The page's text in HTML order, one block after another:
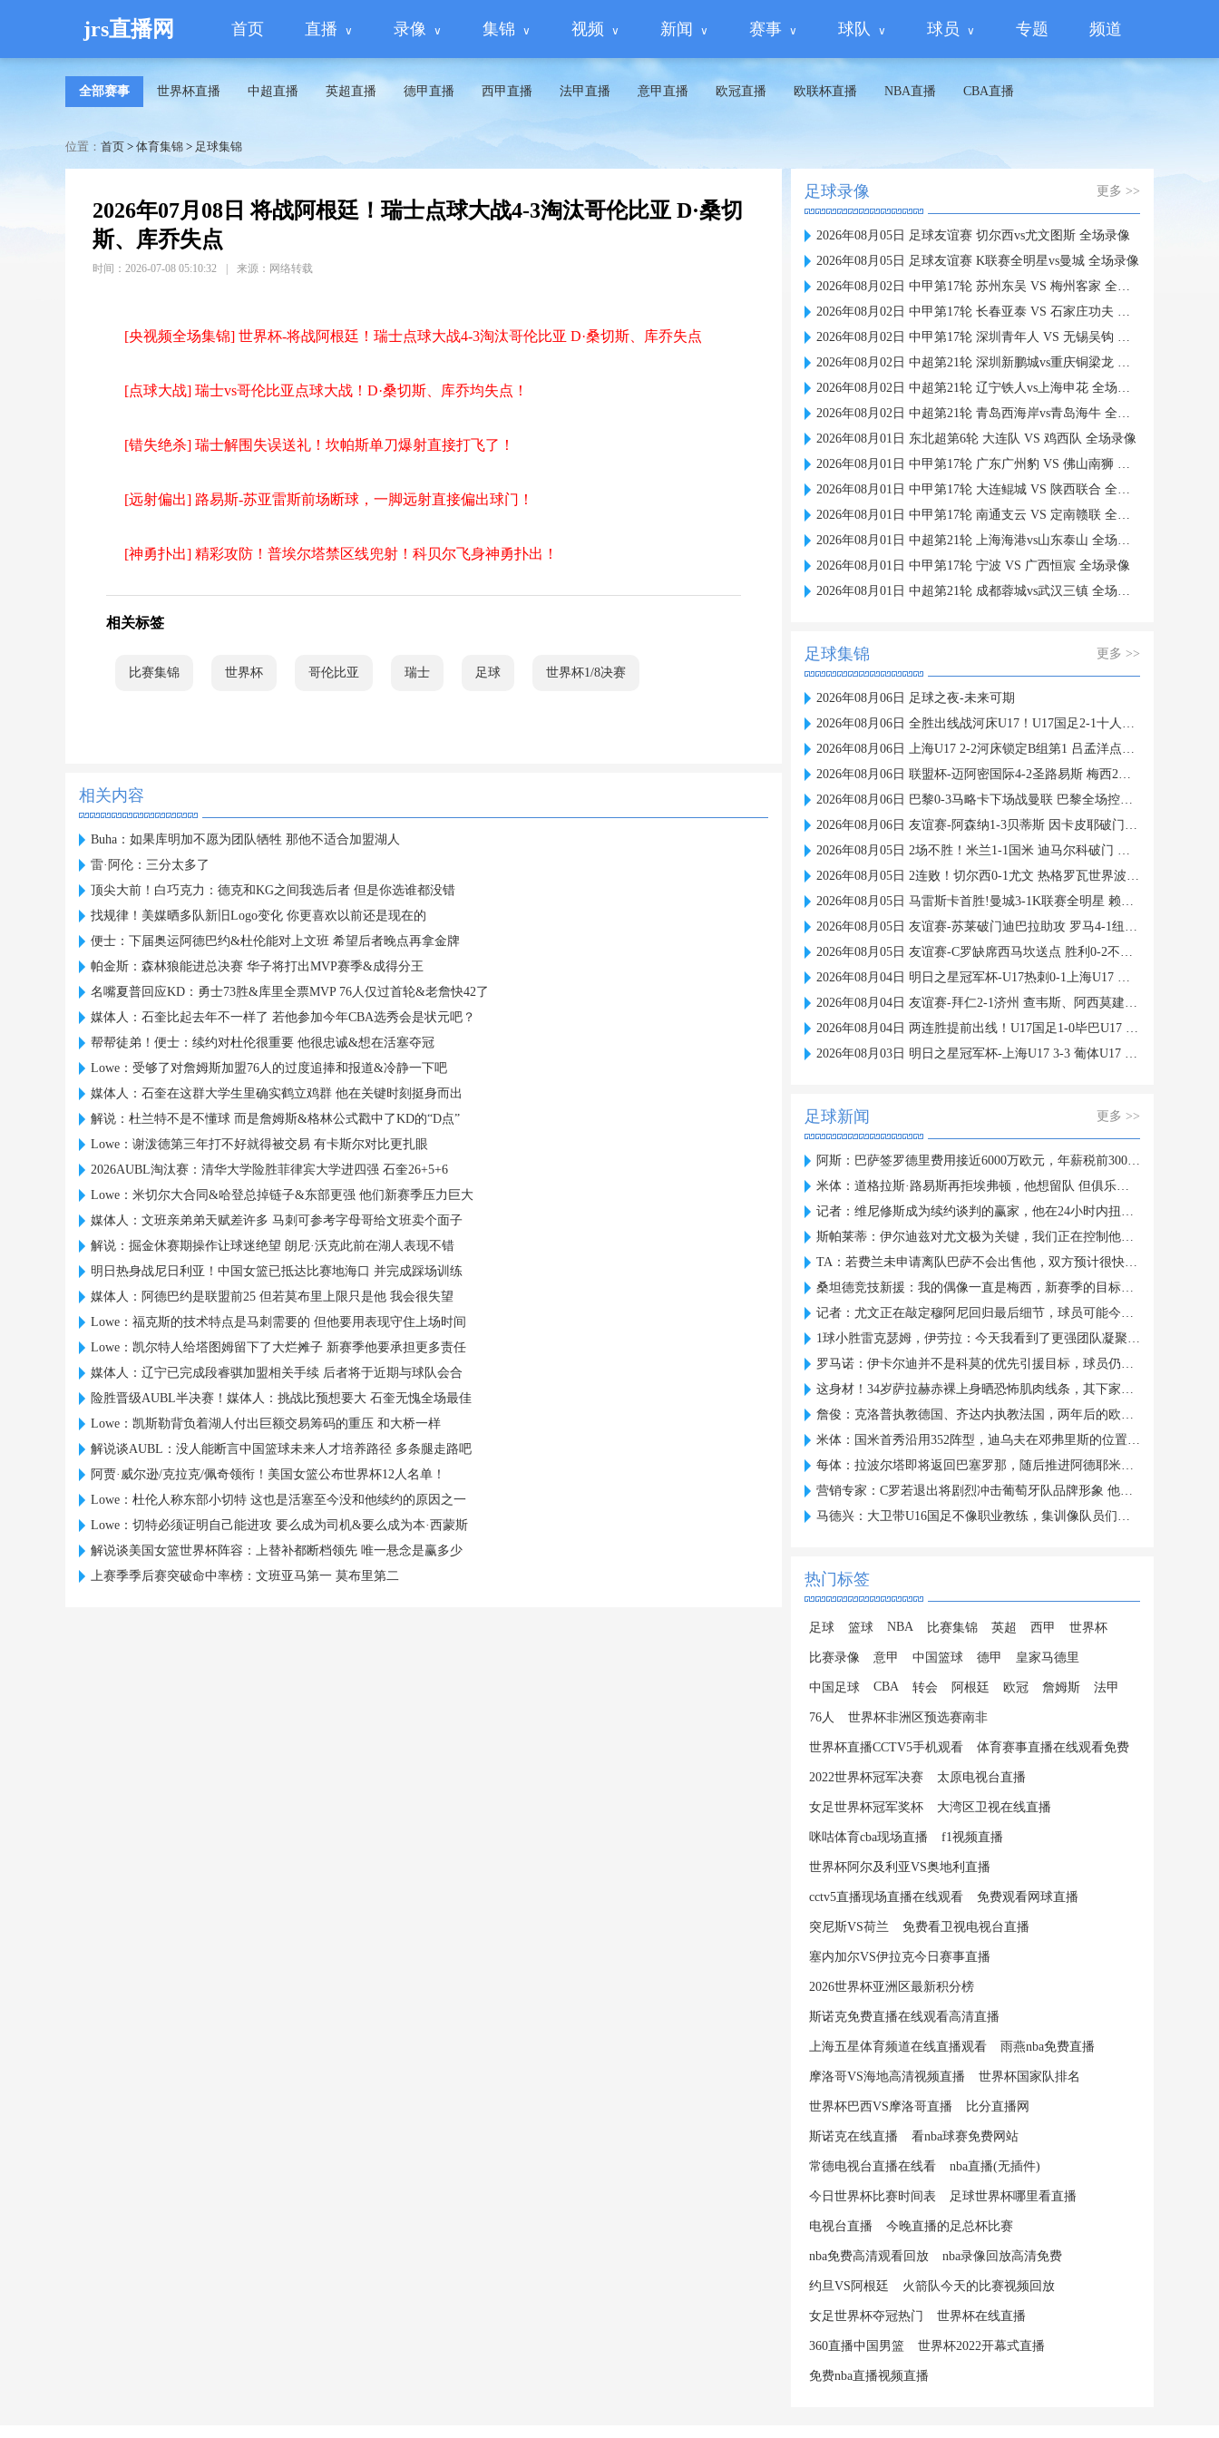
jrs直播网 首页 直播 录像 集锦 视频 新闻 赛事 球队 球员 专题 频道
全部赛事 世界杯直播 中超直播 英超直播 德甲直播 西甲直播 法甲直播 意甲直播 欧冠直播 欧联杯直播 NBA直播 CBA直播
位置： 首页 > 体育集锦 > 足球集锦
2026年07月08日 将战阿根廷！瑞士点球大战4-3淘汰哥伦比亚 D·桑切
斯、库乔失点
时间：2026-07-08 05:10:32 来源：网络转载
[央视频全场集锦] 世界杯-将战阿根廷！瑞士点球大战4-3淘汰哥伦比亚 D·桑切斯、库乔失点
[点球大战] 瑞士vs哥伦比亚点球大战！D·桑切斯、库乔均失点！
[错失绝杀] 瑞士解围失误送礼！坎帕斯单刀爆射直接打飞了！
[远射偏出] 路易斯-苏亚雷斯前场断球，一脚远射直接偏出球门！
[神勇扑出] 精彩攻防！普埃尔塔禁区线兜射！科贝尔飞身神勇扑出！
相关标签
比赛集锦 世界杯 哥伦比亚 瑞士 足球 世界杯1/8决赛
相关内容
Buha：如果库明加不愿为团队牺牲 那他不适合加盟湖人
雷·阿伦：三分太多了
顶尖大前！白巧克力：德克和KG之间我选后者 但是你选谁都没错
找规律！美媒晒多队新旧Logo变化 你更喜欢以前还是现在的
便士：下届奥运阿德巴约&杜伦能对上文班 希望后者晚点再拿金牌
帕金斯：森林狼能进总决赛 华子将打出MVP赛季&成得分王
名嘴夏普回应KD：勇士73胜&库里全票MVP 76人仅过首轮&老詹快42了
媒体人：石奎比起去年不一样了 若他参加今年CBA选秀会是状元吧？
帮帮徒弟！便士：续约对杜伦很重要 他很忠诚&想在活塞夺冠
Lowe：受够了对詹姆斯加盟76人的过度追捧和报道&冷静一下吧
媒体人：石奎在这群大学生里确实鹤立鸡群 他在关键时刻挺身而出
解说：杜兰特不是不懂球 而是詹姆斯&格林公式戳中了KD的“D点”
Lowe：谢泼德第三年打不好就得被交易 有卡斯尔对比更扎眼
2026AUBL淘汰赛：清华大学险胜菲律宾大学进四强 石奎26+5+6
Lowe：米切尔大合同&哈登总掉链子&东部更强 他们新赛季压力巨大
媒体人：文班亲弟弟天赋差许多 马刺可参考字母哥给文班卖个面子
解说：掘金休赛期操作让球迷绝望 朗尼·沃克此前在湖人表现不错
明日热身战尼日利亚！中国女篮已抵达比赛地海口 并完成踩场训练
媒体人：阿德巴约是联盟前25 但若莫布里上限只是他 我会很失望
Lowe：福克斯的技术特点是马刺需要的 但他要用表现守住上场时间
Lowe：凯尔特人给塔图姆留下了大烂摊子 新赛季他要承担更多责任
媒体人：辽宁已完成段睿骐加盟相关手续 后者将于近期与球队会合
险胜晋级AUBL半决赛！媒体人：挑战比预想要大 石奎无愧全场最佳
Lowe：凯斯勒背负着湖人付出巨额交易筹码的重压 和大桥一样
解说谈AUBL：没人能断言中国篮球未来人才培养路径 多条腿走路吧
阿贾·威尔逊/克拉克/佩奇领衔！美国女篮公布世界杯12人名单！
Lowe：杜伦人称东部小切特 这也是活塞至今没和他续约的原因之一
Lowe：切特必须证明自己能进攻 要么成为司机&要么成为本·西蒙斯
解说谈美国女篮世界杯阵容：上替补都断档领先 唯一悬念是赢多少
上赛季季后赛突破命中率榜：文班亚马第一 莫布里第二
足球录像 更多 >>
2026年08月05日 足球友谊赛 切尔西vs尤文图斯 全场录像
2026年08月05日 足球友谊赛 K联赛全明星vs曼城 全场录像
2026年08月02日 中甲第17轮 苏州东吴 VS 梅州客家 全场录像
2026年08月02日 中甲第17轮 长春亚泰 VS 石家庄功夫 全场录像
2026年08月02日 中甲第17轮 深圳青年人 VS 无锡吴钩 全场录像
2026年08月02日 中超第21轮 深圳新鹏城vs重庆铜梁龙 全场录像
2026年08月02日 中超第21轮 辽宁铁人vs上海申花 全场录像
2026年08月02日 中超第21轮 青岛西海岸vs青岛海牛 全场录像
2026年08月01日 东北超第6轮 大连队 VS 鸡西队 全场录像
2026年08月01日 中甲第17轮 广东广州豹 VS 佛山南狮 全场录像
2026年08月01日 中甲第17轮 大连鲲城 VS 陕西联合 全场录像
2026年08月01日 中甲第17轮 南通支云 VS 定南赣联 全场录像
2026年08月01日 中超第21轮 上海海港vs山东泰山 全场录像
2026年08月01日 中甲第17轮 宁波 VS 广西恒宸 全场录像
2026年08月01日 中超第21轮 成都蓉城vs武汉三镇 全场录像
足球集锦 更多 >>
2026年08月06日 足球之夜-未来可期
2026年08月06日 全胜出线战河床U17！U17国足2-1十人药厂U17 赵松源登场1分钟传射
2026年08月06日 上海U17 2-2河床锁定B组第1 吕孟洋点射阿布力米破门 将战A组第2
2026年08月06日 联盟杯-迈阿密国际4-2圣路易斯 梅西2射1传 阿伦助攻戴帽
2026年08月06日 巴黎0-3马略卡下场战曼联 巴黎全场控球近6成+8射3正未果
2026年08月06日 友谊赛-阿森纳1-3贝蒂斯 因卡皮耶破门难救主 福纳尔斯1射2传
2026年08月05日 2场不胜！米兰1-1国米 迪马尔科破门 恩昆库造点+点射拉莫斯登场
2026年08月05日 2连败！切尔西0-1尤文 热格罗瓦世界波制胜穆德里克时隔614天复出
2026年08月05日 马雷斯卡首胜!曼城3-1K联赛全明星 赖因德斯努里破门塞梅尼奥助攻
2026年08月05日 友谊赛-苏莱破门迪巴拉助攻 罗马4-1纽波特郡
2026年08月05日 友谊赛-C罗缺席西马坎送点 胜利0-2不敌阿尔梅里亚
2026年08月04日 明日之星冠军杯-U17热刺0-1上海U17 李文博制胜球
2026年08月04日 友谊赛-拜仁2-1济州 查韦斯、阿西莫建功马特乌斯彩虹过人送助攻
2026年08月04日 两连胜提前出线！U17国足1-0毕巴U17 程晟涵连场破门赵松源中楣
2026年08月03日 明日之星冠军杯-上海U17 3-3 葡体U17 梁锦鸿梅开二度
足球新闻 更多 >>
阿斯：巴萨签罗德里费用接近6000万欧元，年薪税前3000万欧签4年
米体：道格拉斯·路易斯再拒埃弗顿，他想留队 但俱乐部尚未敲定
记者：维尼修斯成为续约谈判的赢家，他在24小时内扭转局势
斯帕莱蒂：伊尔迪兹对尤文极为关键，我们正在控制他的出场时间
TA：若费兰未申请离队巴萨不会出售他，双方预计很快讨论未来
桑坦德竞技新援：我的偶像一直是梅西，新赛季的目标是打进10球
记者：尤文正在敲定穆阿尼回归最后细节，球员可能今日接受体检
1球小胜雷克瑟姆，伊劳拉：今天我看到了更强团队凝聚力和整体性
罗马诺：伊卡尔迪并不是科莫的优先引援目标，球员仍在等待报价
这身材！34岁萨拉赫赤裸上身晒恐怖肌肉线条，其下家仍是未知数
詹俊：克洛普执教德国、齐达内执教法国，两年后的欧洲杯好看了！
米体：国米首秀沿用352阵型，迪乌夫在邓弗里斯的位置上表现出色
每体：拉波尔塔即将返回巴塞罗那，随后推进阿德耶米、小蜘蛛转会
营销专家：C罗若退出将剧烈冲击葡萄牙队品牌形象 他价值远超全队
马德兴：大卫带U16国足不像职业教练，集训像队员们难得的假期
热门标签
足球 篮球 NBA 比赛集锦 英超 西甲 世界杯
比赛录像 意甲 中国篮球 德甲 皇家马德里
中国足球 CBA 转会 阿根廷 欧冠 詹姆斯 法甲
76人 世界杯非洲区预选赛南非
世界杯直播CCTV5手机观看 体育赛事直播在线观看免费
2022世界杯冠军决赛 太原电视台直播
女足世界杯冠军奖杯 大湾区卫视在线直播
咪咕体育cba现场直播 f1视频直播
世界杯阿尔及利亚VS奥地利直播
cctv5直播现场直播在线观看 免费观看网球直播
突尼斯VS荷兰 免费看卫视电视台直播
塞内加尔VS伊拉克今日赛事直播
2026世界杯亚洲区最新积分榜
斯诺克免费直播在线观看高清直播
上海五星体育频道在线直播观看 雨燕nba免费直播
摩洛哥VS海地高清视频直播 世界杯国家队排名
世界杯巴西VS摩洛哥直播 比分直播网
斯诺克在线直播 看nba球赛免费网站
常德电视台直播在线看 nba直播(无插件)
今日世界杯比赛时间表 足球世界杯哪里看直播
电视台直播 今晚直播的足总杯比赛
nba免费高清观看回放 nba录像回放高清免费
约旦VS阿根廷 火箭队今天的比赛视频回放
女足世界杯夺冠热门 世界杯在线直播
360直播中国男篮 世界杯2022开幕式直播
免费nba直播视频直播